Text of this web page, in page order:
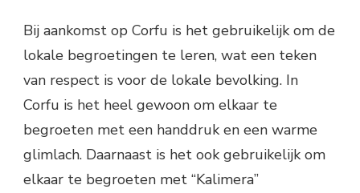
Bij aankomst op Corfu is het gebruikelijk om de
lokale begroetingen te leren, wat een teken
van respect is voor de lokale bevolking. In
Corfu is het heel gewoon om elkaar te
begroeten met een handdruk en een warme
glimlach. Daarnaast is het ook gebruikelijk om
elkaar te begroeten met “Kalimera”